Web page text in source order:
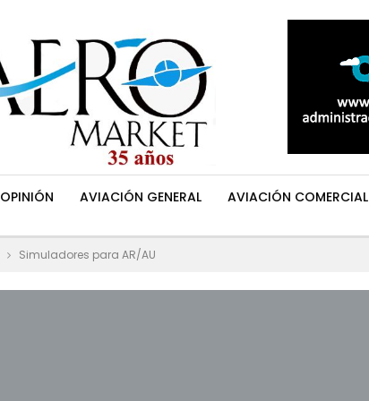
OPINIÓN AVIACIÓN GENERAL AVIACIÓN COMERCIAL
Simuladores para AR/AU